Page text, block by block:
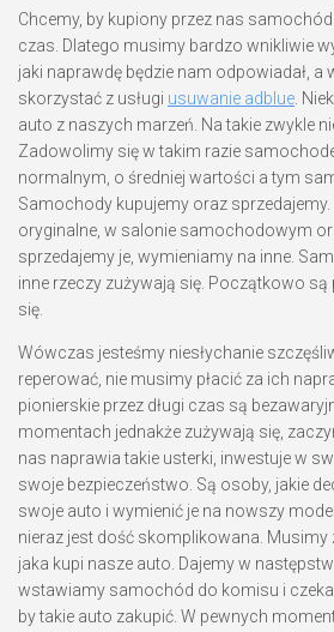
Chcemy, by kupiony przez nas samochód
czas. Dlatego musimy bardzo wnikliwie
jaki naprawdę będzie nam odpowiadał, a
skorzystać z usługi usuwanie adblue .
auto z naszych marzeń. Na takie zwykle
Zadowolimy się w takim razie
normalnym, o średniej wartości a tym
Samochody kupujemy oraz
oryginalne, w salonie samochodowym
sprzedajemy je, wymieniamy na inne.
inne rzeczy zużywają się. Początkowo są
się.
Wówczas jesteśmy niesłychanie
reperować, nie musimy płacić za ich
pionierskie przez długi czas są
momentach jednakże zużywają się,
nas naprawia takie usterki, inwestuje w
swoje bezpieczeństwo. Są osoby, jakie
swoje auto i wymienić je na nowszy
nieraz jest dość skomplikowana. Musimy
jaka kupi nasze auto. Dajemy w
wstawiamy samochód do komisu i
by takie auto zakupić. W pewnych